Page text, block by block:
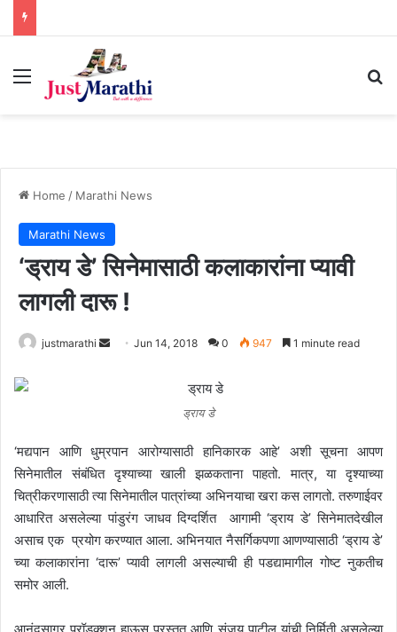
Menu
Home / Marathi News
Marathi News
‘ड्राय डे’ सिनेमासाठी कलाकारांना प्यावी
लागली दारू !
justmarathi
n
e
m
a
i
l
Jun 14, 2018 0 947 1 minute read
ड्राय डे
‘मद्यपान आणि धुम्रपान आरोग्यासाठी हानिकारक आहे’ अशी सूचना आपण
सिनेमातील संबंधित दृश्याच्या खाली झळकताना पाहतो. मात्र, या दृश्याच्या
चित्रीकरणासाठी त्या सिनेमातील पात्रांच्या अभिनयाचा खरा कस लागतो. तरुणाईवर
आधारित असलेल्या पांडुरंग जाधव दिग्दर्शित आगामी ‘ड्राय डे’ सिनेमातदेखील
असाच एक प्रयोग करण्यात आला. अभिनयात नैसर्गिकपणा आणण्यासाठी ‘ड्राय डे’
च्या कलाकारांना ‘दारू’ प्यावी लागली असल्याची ही पडद्यामागील गोष्ट नुकतीच
समोर आली.